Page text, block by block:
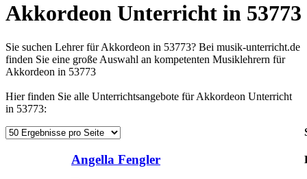
Akkordeon Unterricht in 53773
Sie suchen Lehrer für Akkordeon in 53773? Bei musik-unterricht.de
finden Sie eine große Auswahl an kompetenten Musiklehrern für
Akkordeon in 53773
Hier finden Sie alle Unterrichtsangebote für Akkordeon Unterricht
in 53773:
Angella Fengler